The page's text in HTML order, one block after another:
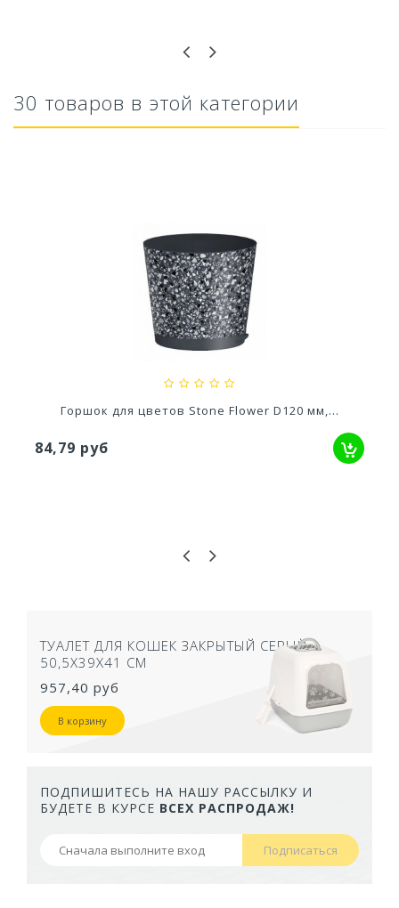
Ускоритель компоста 60гр
30 товаров в этой категории
Горшок для цветов Stone Flower D120 мм,...
84,79 руб
ТУАЛЕТ ДЛЯ КОШЕК ЗАКРЫТЫЙ СЕРЫЙ
50,5Х39Х41 СМ
957,40 руб
В корзину
ПОДПИШИТЕСЬ НА НАШУ РАССЫЛКУ И
БУДЕТЕ В КУРСЕ ВСЕХ РАСПРОДАЖ!
Подписаться